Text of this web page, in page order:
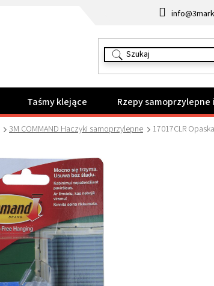
Taśmy klejące Rzepy samoprzylepne
3M COMMAND Haczyki samoprzylepne 17017CLR